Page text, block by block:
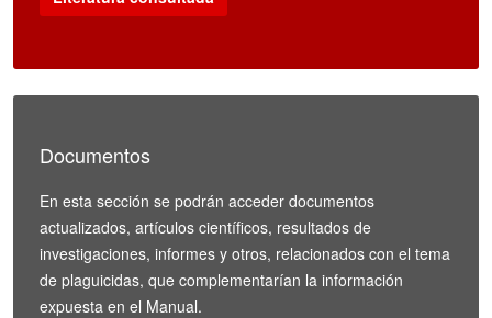
Documentos
En esta sección se podrán acceder documentos
actualizados, artículos científicos, resultados de
investigaciones, informes y otros, relacionados con el tema
de plaguicidas, que complementarían la información
expuesta en el Manual.